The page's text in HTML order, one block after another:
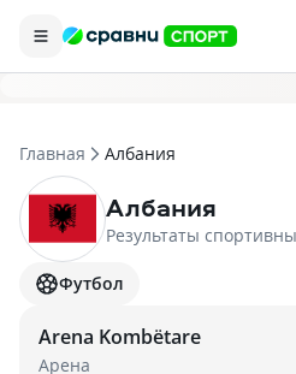
Главная Албания
Албания
Результаты
Футбол
Arena Kombëtare
Арена